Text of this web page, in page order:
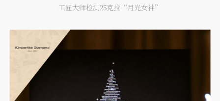
工匠大师检测25克拉“月光女神”